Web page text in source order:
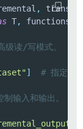
,
T, functions
读/写模式。
]
# 指定快
输入和输出。